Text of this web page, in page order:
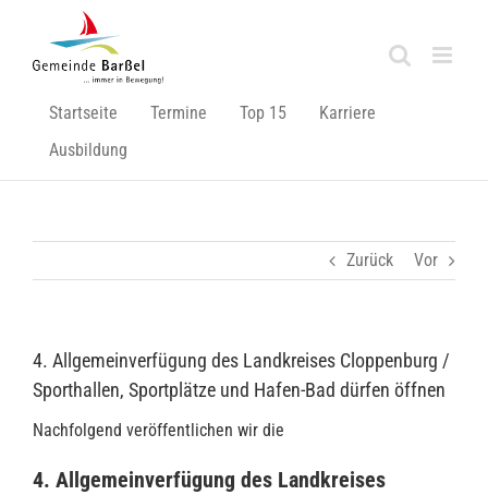
springen
Startseite Termine Top 15
Karriere
Ausbildung
Zurück Vor
4. Allgemeinverfügung des Landkreises Cloppenburg /
Sporthallen, Sportplätze und Hafen-Bad dürfen öffnen
Nachfolgend veröffentlichen wir die
4. Allgemeinverfügung des Landkreises